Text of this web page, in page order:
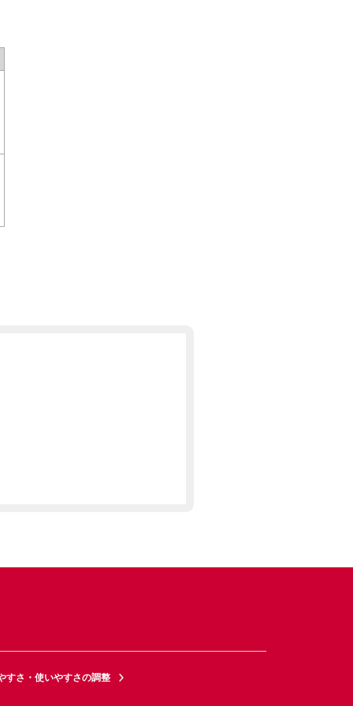
すさ・使いやすさの調整